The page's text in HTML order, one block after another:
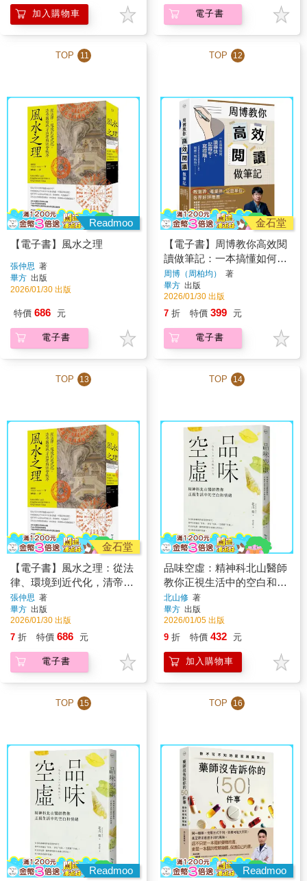
加入購物車 電子書
TOP 11
Readmoo
【電子書】風水之理
張仲思 著
畢方 出版
2026/01/30 出版
特價 686 元
電子書
TOP 12
金石堂
【電子書】周博教你高效閱
讀做筆記：一本搞懂如何讀
得快、記得牢、寫得順！
周博（周柏均）
著
畢方 出版
2026/01/30 出版
7 折 特價 399 元
電子書
TOP 13
金石堂
【電子書】風水之理：從法
律、環境到近代化，清帝國
的地方治理與社會秩序
張仲思 著
畢方 出版
2026/01/30 出版
7 折 特價 686 元
電子書
TOP 14
品味空虛：精神科北山醫師
教你正視生活中的空白和情
緒
北山修 著
畢方 出版
2026/01/05 出版
9 折 特價 432 元
加入購物車
TOP 15
Readmoo
TOP 16
Readmoo